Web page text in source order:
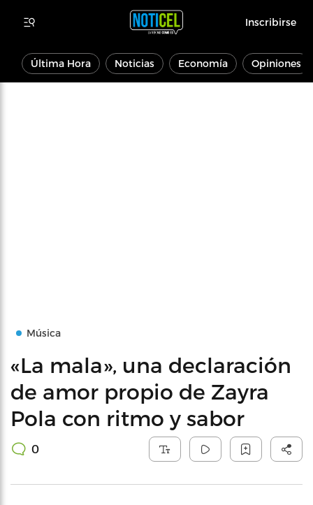
Inscribirse
Última Hora Noticias Economía Opiniones
Música
«La mala», una declaración
de amor propio de Zayra
Pola con ritmo y sabor
0